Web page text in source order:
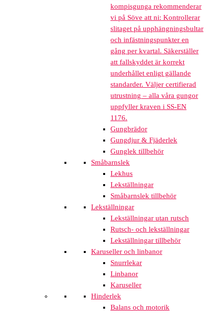
kompisgunga rekommenderar
vi på Söve att ni: Kontrollerar
slitaget på upphängningsbultar
och infästningspunkter en
gång per kvartal. Säkerställer
att fallskyddet är korrekt
underhållet enligt gällande
standarder. Väljer certifierad
utrustning – alla våra gungor
uppfyller kraven i SS-EN
1176.
Gungbrädor
Gungdjur & Fjäderlek
Gunglek tillbehör
Småbarnslek
Lekhus
Lekställningar
Småbarnslek tillbehör
Lekställningar
Lekställningar utan rutsch
Rutsch- och lekställningar
Lekställningar tillbehör
Karuseller och linbanor
Snurrlekar
Linbanor
Karuseller
Hinderlek
Balans och motorik